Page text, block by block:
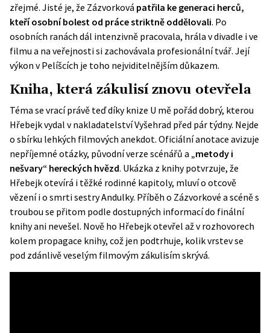
zřejmé. Jisté je, že Zázvorková patřila ke generaci herců,
kteří osobní bolest od práce striktně oddělovali. Po
osobních ranách dál intenzivně pracovala, hrála v divadle i ve
filmu a na veřejnosti si zachovávala profesionální tvář. Její
výkon v Pelíšcích je toho nejviditelnějším důkazem.
Kniha, která zákulisí znovu otevřela
Téma se vrací právě teď díky knize U mě pořád dobrý, kterou
Hřebejk vydal v nakladatelství Vyšehrad před pár týdny. Nejde
o sbírku lehkých filmových anekdot. Oficiální anotace avizuje
nepříjemné otázky, původní verze scénářů a „metody i
nešvary“ hereckých hvězd. Ukázka z knihy potvrzuje, že
Hřebejk otevírá i těžké rodinné kapitoly, mluví o otcově
vězení i o smrti sestry Andulky. Příběh o Zázvorkové a scéně s
troubou se přitom podle dostupných informací do finální
knihy ani nevešel. Nově ho Hřebejk otevřel až v rozhovorech
kolem propagace knihy, což jen podtrhuje, kolik vrstev se
pod zdánlivě veselým filmovým zákulisím skrývá.